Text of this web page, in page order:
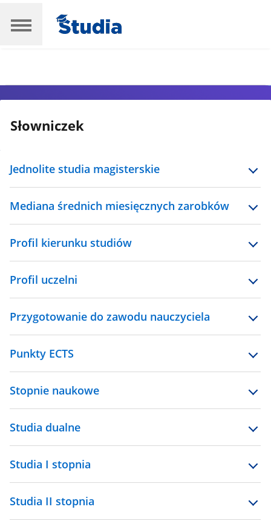
Słowniczek
Jednolite studia magisterskie
Mediana średnich miesięcznych zarobków
Profil kierunku studiów
Profil uczelni
Przygotowanie do zawodu nauczyciela
Punkty ECTS
Stopnie naukowe
Studia dualne
Studia I stopnia
Studia II stopnia